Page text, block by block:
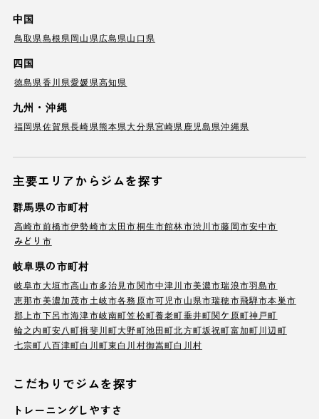
中国
鳥取県島根県岡山県広島県山口県
四国
徳島県香川県愛媛県高知県
九州・沖縄
福岡県佐賀県長崎県熊本県大分県宮崎県 鹿児島県沖縄県
主要エリアからジムを探す
群馬県の市町村
高崎市前橋市伊勢崎市太田市桐生市館林市渋川市藤岡市安中市
みどり市
岐阜県の市町村
岐阜市大垣市高山市多治見市関市中津川市美濃市瑞浪市羽島市
恵那市美濃加茂市土岐市各務原市可児市山県市瑞穂市飛騨市本巣市
郡上市下呂市海津市岐南町笠松町養老町垂井町関ケ原町神戸町
輪之内町安八町揖斐川町大野町池田町北方町坂祝町富加町川辺町
七宗町 八百津町白川町東白川村御嵩町白川村
こだわりでジムを探す
トレーニングしやすさ